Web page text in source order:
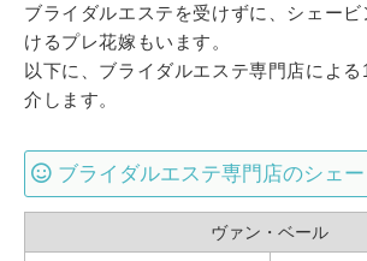
ブライダルエステを受けずに、シェー
けるプレ花嫁もいます。
以下に、ブライダルエステ専門店によ
介します。
ブライダルエステ専門店のシェ
ヴァン・ベール